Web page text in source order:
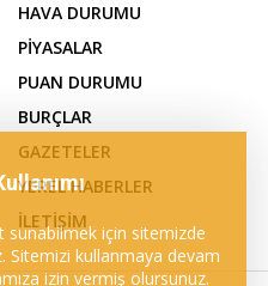
HAVA DURUMU
PİYASALAR
PUAN DURUMU
BURÇLAR
GAZETELER
YEREL HABERLER
İLETİŞİM
sunabilmek için sitemizde
Sitemizi kullanmaya devam
izin vermiş olursunuz.